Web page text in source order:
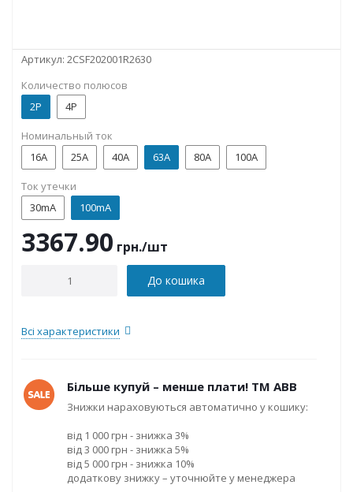
Артикул: 2CSF202001R2630
Количество полюсов
2P
4P
Номинальный ток
16А
25А 40А 63А 80А 100А
Ток утечки
30mA
100mA
3367.90 грн./шт
До кошика
Всі характеристики
Більше купуй – менше плати! ТМ ABB
Знижки нараховуються автоматично у кошику:
від 1 000 грн - знижка 3%
від 3 000 грн - знижка 5%
від 5 000 грн - знижка 10%
додаткову знижку – уточнюйте у менеджера